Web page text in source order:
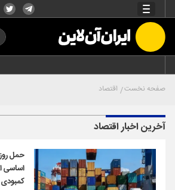
صفحه نخست اقتصاد
آخرین اخبار اقتصاد
اساسی
کمبودی